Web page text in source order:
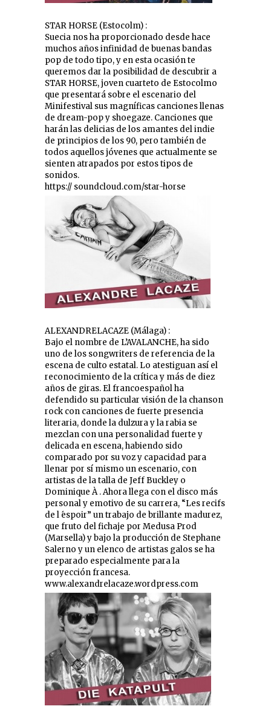
STAR HORSE (Estocolm) :
Suecia nos ha proporcionado desde hace
muchos años infinidad de buenas bandas
pop de todo tipo, y en esta ocasión te
queremos dar la posibilidad de descubrir a
STAR HORSE, joven cuarteto de Estocolmo
que presentará sobre el escenario del
Minifestival sus magníficas canciones llenas
de dream-pop y shoegaze. Canciones que
harán las delicias de los amantes del indie
de principios de los 90, pero también de
todos aquellos jóvenes que actualmente se
sienten atrapados por estos tipos de
sonidos.
https:// soundcloud.com/star-horse
ALEXANDRELACAZE (Málaga) :
Bajo el nombre de L’AVALANCHE, ha sido
uno de los songwriters de referencia de la
escena de culto estatal. Lo atestiguan así el
reconocimiento de la crítica y más de diez
años de giras. El francoespañol ha
defendido su particular visión de la chanson
rock con canciones de fuerte presencia
literaria, donde la dulzura y la rabia se
mezclan con una personalidad fuerte y
delicada en escena, habiendo sido
comparado por su voz y capacidad para
llenar por sí mismo un escenario, con
artistas de la talla de Jeff Buckley o
Dominique À . Ahora llega con el disco más
personal y emotivo de su carrera, “Les recifs
de l ́espoir” un trabajo de brillante madurez,
que fruto del fichaje por Medusa Prod
(Marsella) y bajo la producción de Stephane
Salerno y un elenco de artistas galos se ha
preparado especialmente para la
proyección francesa.
www.alexandrelacaze.wordpress.com